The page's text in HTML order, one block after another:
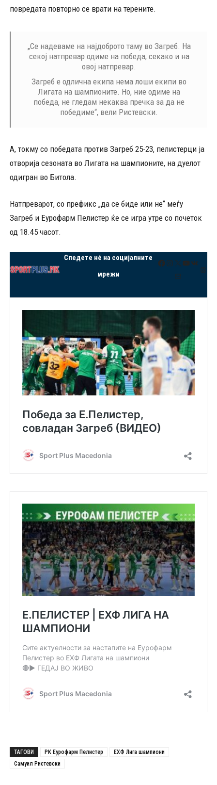
повредата повторно се врати на терените.
„Се надеваме на најдоброто таму во Загреб. На
секој натпревар одиме на победа, секако и на
овој натпревар.
Загреб е одлична екипа нема лоши екипи во
Лигата на шампионите. Но, ние одиме на
победа, не гледам некаква пречка за да не
победиме“, вели Ристевски.
А, токму со победата против Загреб 25-23, пелистерци ја
отворија сезоната во Лигата на шампионите, на дуелот
одигран во Битола.
Натпреварот, со префикс „да се биде или не“ меѓу
Загреб и Еурофарм Пелистер ќе се игра утре со почеток
од 18.45 часот.
Следете нé на социјалните
мрежи
Facebook
Instagram
X YouTube
VK
Mail
ТАГОВИ РК Еурофарм Пелистер
ЕХФ Лига шампиони
Самуил Ристевски